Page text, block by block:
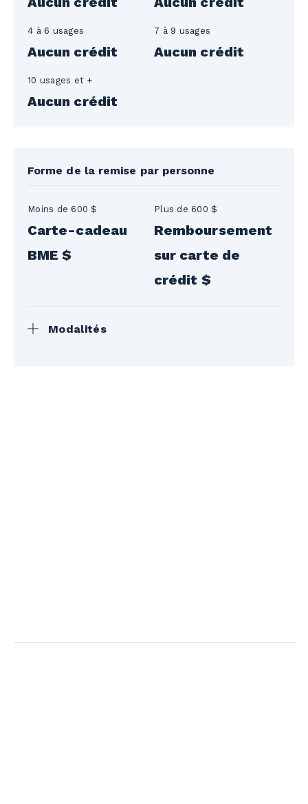
4 à 6 usages
Aucun crédit
7 à 9 usages
Aucun crédit
10 usages et +
Aucun crédit
Forme de la remise par personne
Moins de 600 $
Carte-cadeau
BME $
Plus de 600 $
Remboursement
sur carte de
crédit $
Modalités